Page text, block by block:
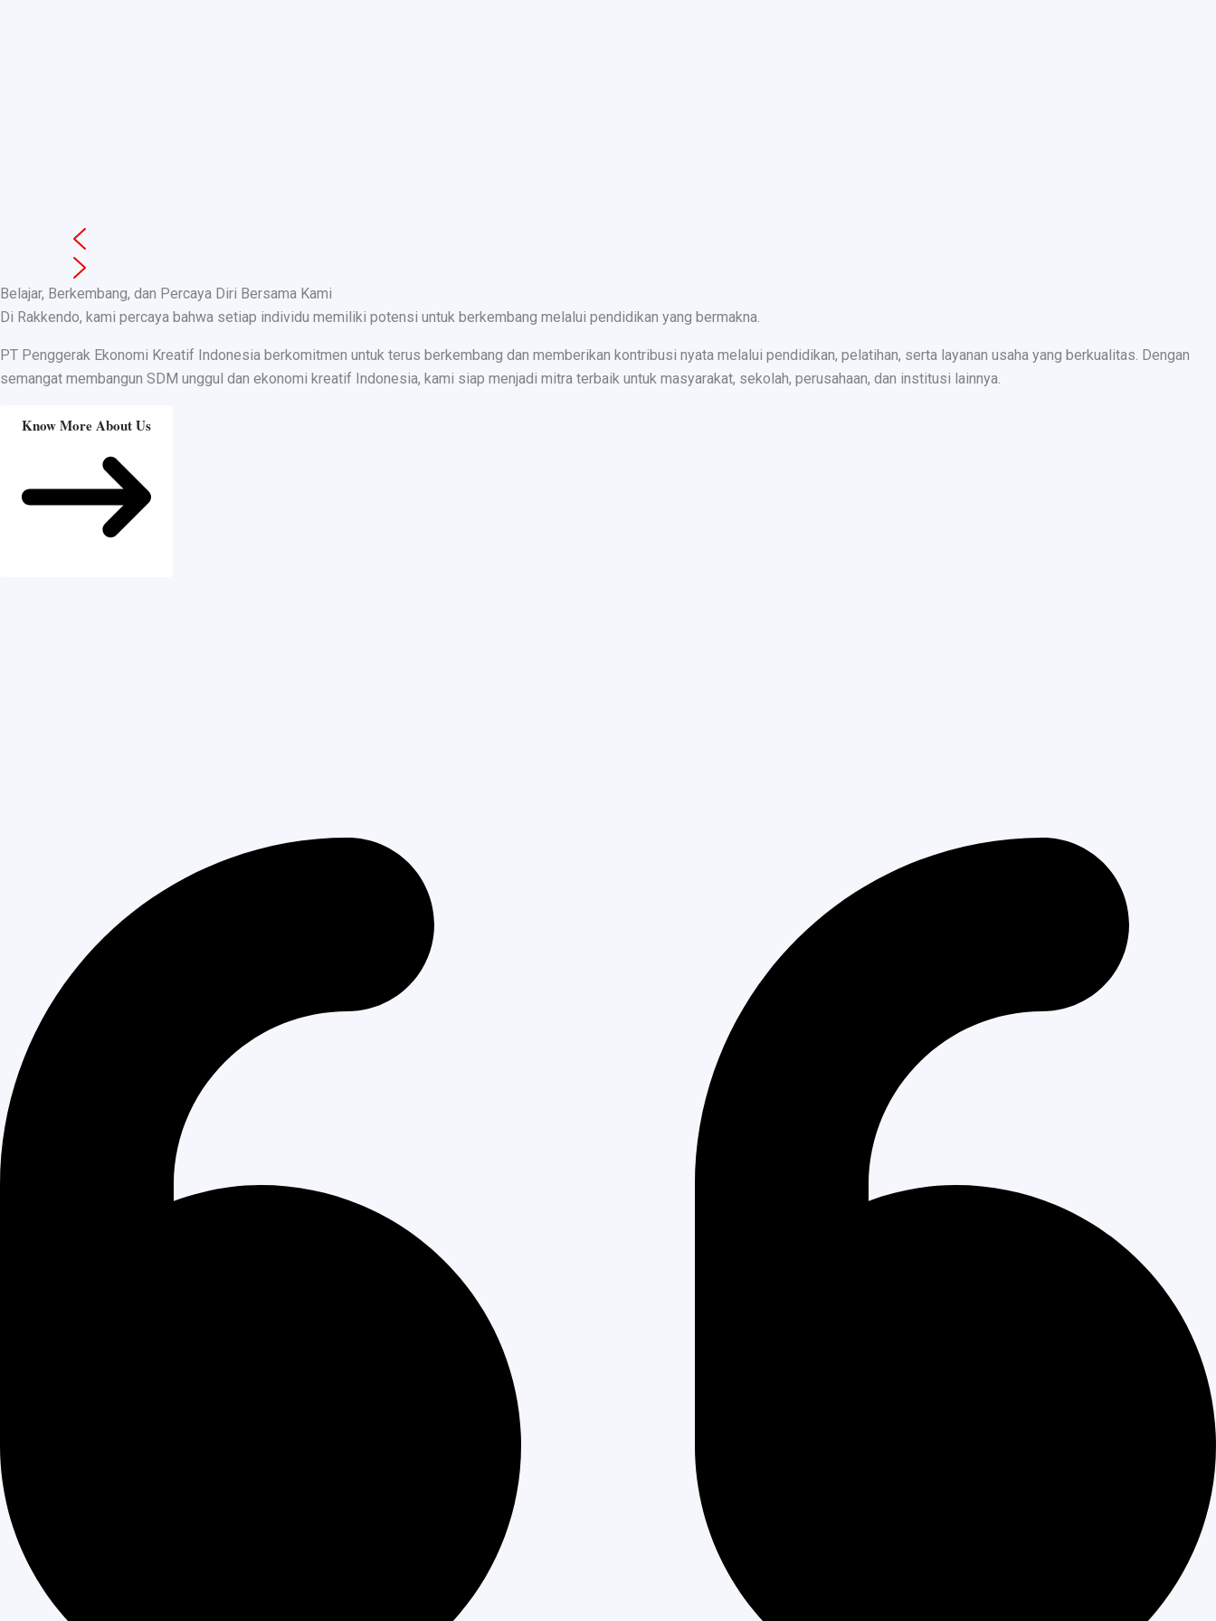
Belajar, Berkembang, dan Percaya Diri Bersama Kami
Di Rakkendo, kami percaya bahwa setiap individu memiliki potensi untuk berkembang melalui pendidikan yang bermakna.
PT Penggerak Ekonomi Kreatif Indonesia berkomitmen untuk terus berkembang dan memberikan kontribusi nyata melalui pendidikan, pelatihan, serta layanan usaha yang berkualitas. Dengan
semangat membangun SDM unggul dan ekonomi kreatif Indonesia, kami siap menjadi mitra terbaik untuk masyarakat, sekolah, perusahaan, dan institusi lainnya.
Know More About Us